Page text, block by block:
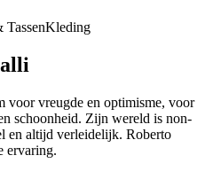
TassenKleding
voor vreugde en optimisme, voor
schoonheid. Zijn wereld is non-
en altijd verleidelijk. Roberto
ervaring.